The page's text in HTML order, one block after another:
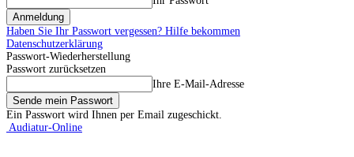
Haben Sie Ihr Passwort vergessen? Hilfe bekommen
Datenschutzerklärung
Passwort-Wiederherstellung
Passwort zurücksetzen
Ihre E-Mail-Adresse
Ein Passwort wird Ihnen per Email zugeschickt.
Audiatur-Online